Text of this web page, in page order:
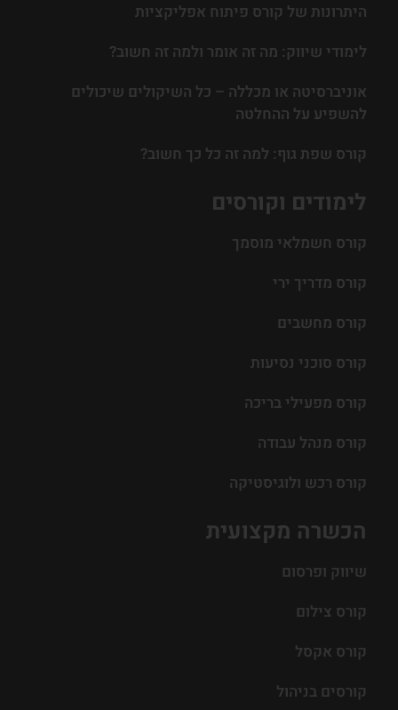
הכשרה מקצועית
שיווק ופרסום
קורס צילום
קורס אקסל
קורסים בניהול
לימודים וקורסים
קורס חשמלאי מוסמך
קורס מדריך ירי
קורס מחשבים
קורס סוכני נסיעות
קורס מפעילי בריכה
קורס מנהל עבודה
קורס רכש ולוגיסטיקה
היתרונות של קורס פיתוח אפליקציות
לימודי שיווק: מה זה אומר ולמה זה חשוב?
אוניברסיטה או מכללה – כל השיקולים שיכולים
להשפיע על ההחלטה
קורס שפת גוף: למה זה כל כך חשוב?